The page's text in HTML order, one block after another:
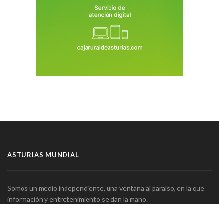
ASTURIAS MUNDIAL
Somos un medio independiente, una ventana al paraíso, en la que
información y entretenimiento se dan la mano.